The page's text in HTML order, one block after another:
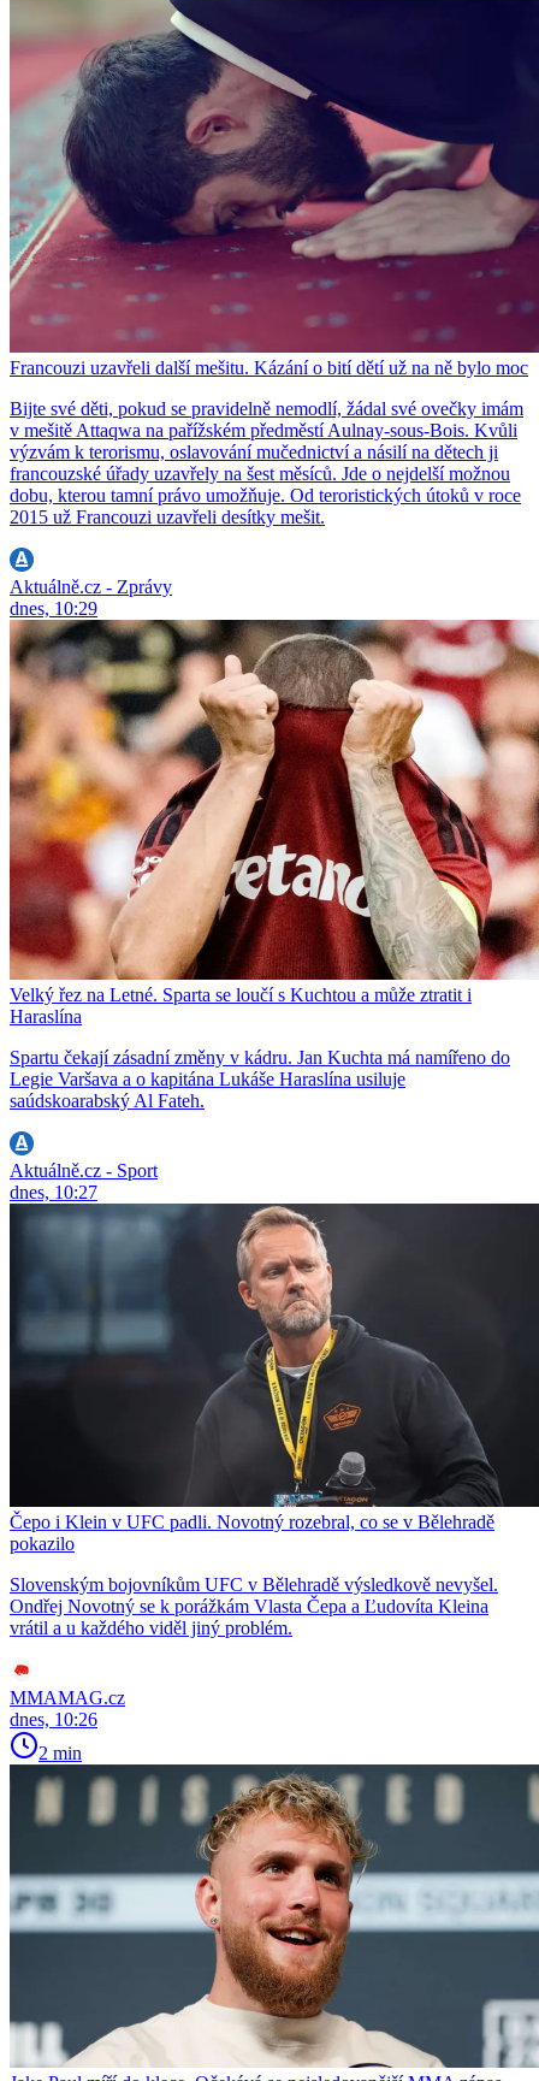
Francouzi uzavřeli další mešitu. Kázání o bití dětí už na ně bylo moc
Bijte své děti, pokud se pravidelně nemodlí, žádal své ovečky imám
v mešitě Attaqwa na pařížském předměstí Aulnay-sous-Bois. Kvůli
výzvám k terorismu, oslavování mučednictví a násilí na dětech ji
francouzské úřady uzavřely na šest měsíců. Jde o nejdelší možnou
dobu, kterou tamní právo umožňuje. Od teroristických útoků v roce
2015 už Francouzi uzavřeli desítky mešit.
Aktuálně.cz - Zprávy
dnes, 10:29
Velký řez na Letné. Sparta se loučí s Kuchtou a může ztratit i
Haraslína
Spartu čekají zásadní změny v kádru. Jan Kuchta má namířeno do
Legie Varšava a o kapitána Lukáše Haraslína usiluje
saúdskoarabský Al Fateh.
Aktuálně.cz - Sport
dnes, 10:27
Čepo i Klein v UFC padli. Novotný rozebral, co se v Bělehradě
pokazilo
Slovenským bojovníkům UFC v Bělehradě výsledkově nevyšel.
Ondřej Novotný se k porážkám Vlasta Čepa a Ľudovíta Kleina
vrátil a u každého viděl jiný problém.
MMAMAG.cz
dnes, 10:26
2 min